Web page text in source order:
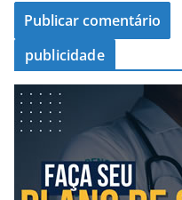
publicidade